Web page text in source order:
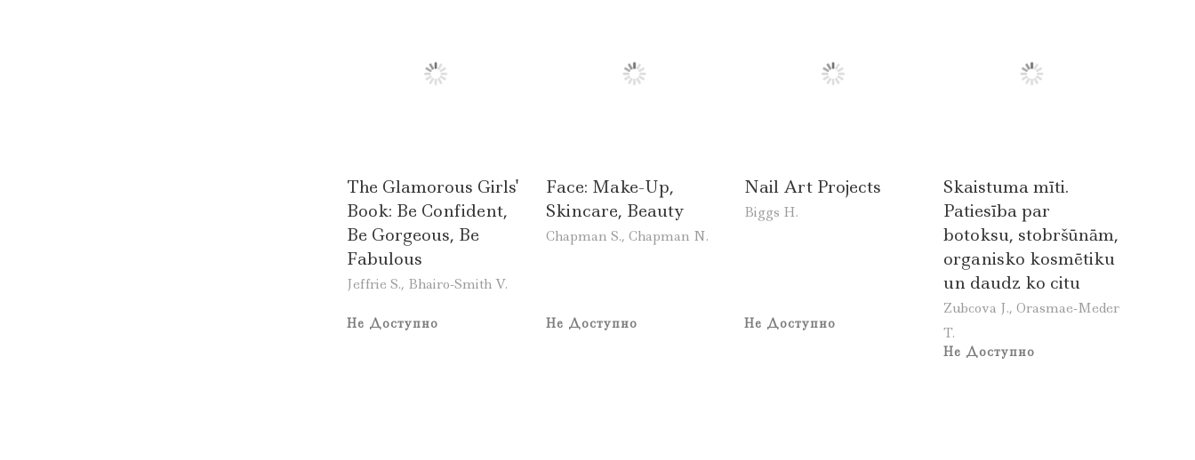
The Glamorous Girls'
Book: Be Confident,
Be Gorgeous, Be
Fabulous
Jeffrie S., Bhairo-Smith V.
Не Доступно
Face: Make-Up,
Skincare, Beauty
Chapman S., Chapman N.
Не Доступно
Nail Art Projects
Biggs H.
Не Доступно
Skaistuma mīti.
Patiesība par
botoksu, stobršūnām,
organisko kosmētiku
un daudz ko citu
Zubcova J., Orasmae-Meder
T.
Не Доступно